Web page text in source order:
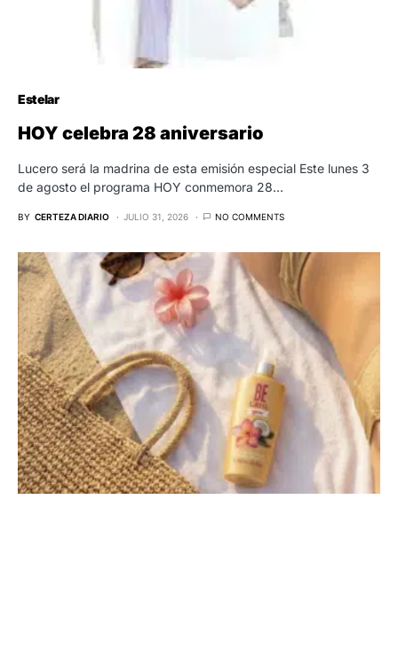
Estelar
HOY celebra 28 aniversario
Lucero será la madrina de esta emisión especial Este lunes 3
de agosto el programa HOY conmemora 28…
BY CERTEZA DIARIO JULIO 31, 2026 NO COMMENTS